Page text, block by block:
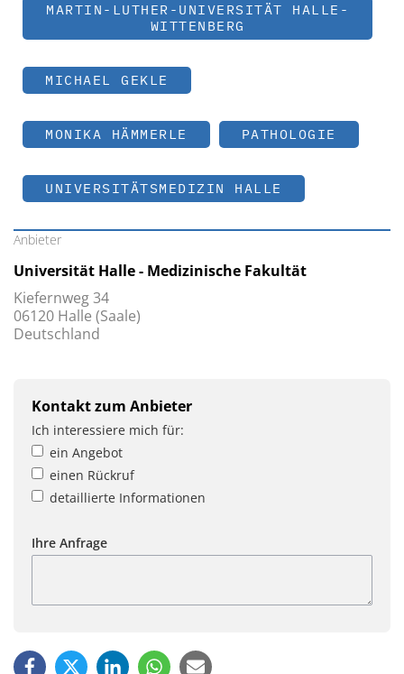
MARTIN-LUTHER-UNIVERSITÄT HALLE-
WITTENBERG
MICHAEL GEKLE
MONIKA HÄMMERLE PATHOLOGIE
UNIVERSITÄTSMEDIZIN HALLE
Anbieter
Universität Halle - Medizinische Fakultät
Kiefernweg 34
06120 Halle (Saale)
Deutschland
Kontakt zum Anbieter
Ich interessiere mich für:
ein Angebot
einen Rückruf
detaillierte Informationen
Ihre Anfrage